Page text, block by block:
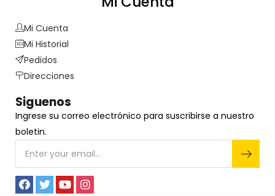
Mi Cuenta
Mi Historial
Pedidos
Direcciones
Siguenos
Ingrese su correo electrónico para suscribirse a nuestro
boletin.